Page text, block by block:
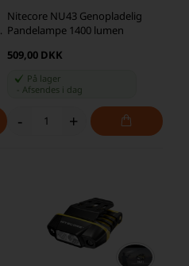
Nitecore NU43 Genopladelig
Pandelampe 1400 lumen
509,00 DKK
På lager
Afsendes i dag
- +